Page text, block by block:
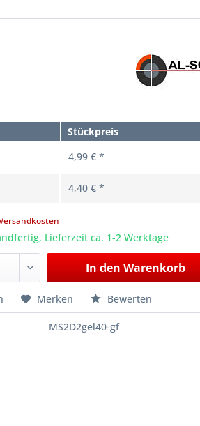
Stückpreis
4,99 € *
4,40 € *
Lieferzeit ca. 1-2 Werktage
In den Warenkorb
Merken Bewerten
MS2D2gel40-gf